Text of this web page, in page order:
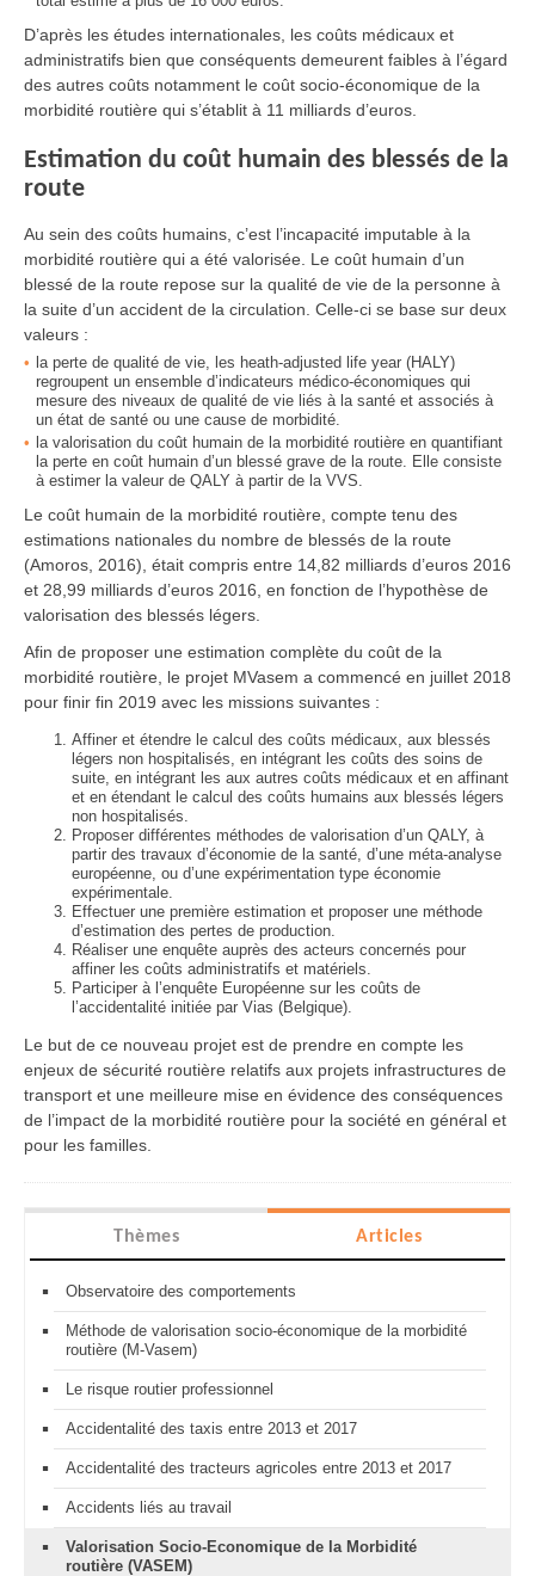
D’après les études internationales, les coûts médicaux et
administratifs bien que conséquents demeurent faibles à l’égard
des autres coûts notamment le coût socio-économique de la
morbidité routière qui s’établit à 11 milliards d’euros.
Estimation du coût humain des blessés de la
route
Au sein des coûts humains, c’est l’incapacité imputable à la
morbidité routière qui a été valorisée. Le coût humain d’un
blessé de la route repose sur la qualité de vie de la personne à
la suite d’un accident de la circulation. Celle-ci se base sur deux
valeurs :
la perte de qualité de vie, les heath-adjusted life year (HALY)
regroupent un ensemble d’indicateurs médico-économiques qui
mesure des niveaux de qualité de vie liés à la santé et associés à
un état de santé ou une cause de morbidité.
la valorisation du coût humain de la morbidité routière en quantifiant
la perte en coût humain d’un blessé grave de la route. Elle consiste
à estimer la valeur de QALY à partir de la VVS.
Le coût humain de la morbidité routière, compte tenu des
estimations nationales du nombre de blessés de la route
(Amoros, 2016), était compris entre 14,82 milliards d’euros 2016
et 28,99 milliards d’euros 2016, en fonction de l’hypothèse de
valorisation des blessés légers.
Afin de proposer une estimation complète du coût de la
morbidité routière, le projet MVasem a commencé en juillet 2018
pour finir fin 2019 avec les missions suivantes :
Affiner et étendre le calcul des coûts médicaux, aux blessés
légers non hospitalisés, en intégrant les coûts des soins de
suite, en intégrant les aux autres coûts médicaux et en affinant
et en étendant le calcul des coûts humains aux blessés légers
non hospitalisés.
Proposer différentes méthodes de valorisation d’un QALY, à
partir des travaux d’économie de la santé, d’une méta-analyse
européenne, ou d’une expérimentation type économie
expérimentale.
Effectuer une première estimation et proposer une méthode
d’estimation des pertes de production.
Réaliser une enquête auprès des acteurs concernés pour
affiner les coûts administratifs et matériels.
Participer à l’enquête Européenne sur les coûts de
l’accidentalité initiée par Vias (Belgique).
Le but de ce nouveau projet est de prendre en compte les
enjeux de sécurité routière relatifs aux projets infrastructures de
transport et une meilleure mise en évidence des conséquences
de l’impact de la morbidité routière pour la société en général et
pour les familles.
Thèmes Articles
Observatoire des comportements
Méthode de valorisation socio-économique de la morbidité
routière (M-Vasem)
Le risque routier professionnel
Accidentalité des taxis entre 2013 et 2017
Accidentalité des tracteurs agricoles entre 2013 et 2017
Accidents liés au travail
Valorisation Socio-Economique de la Morbidité
routière (VASEM)